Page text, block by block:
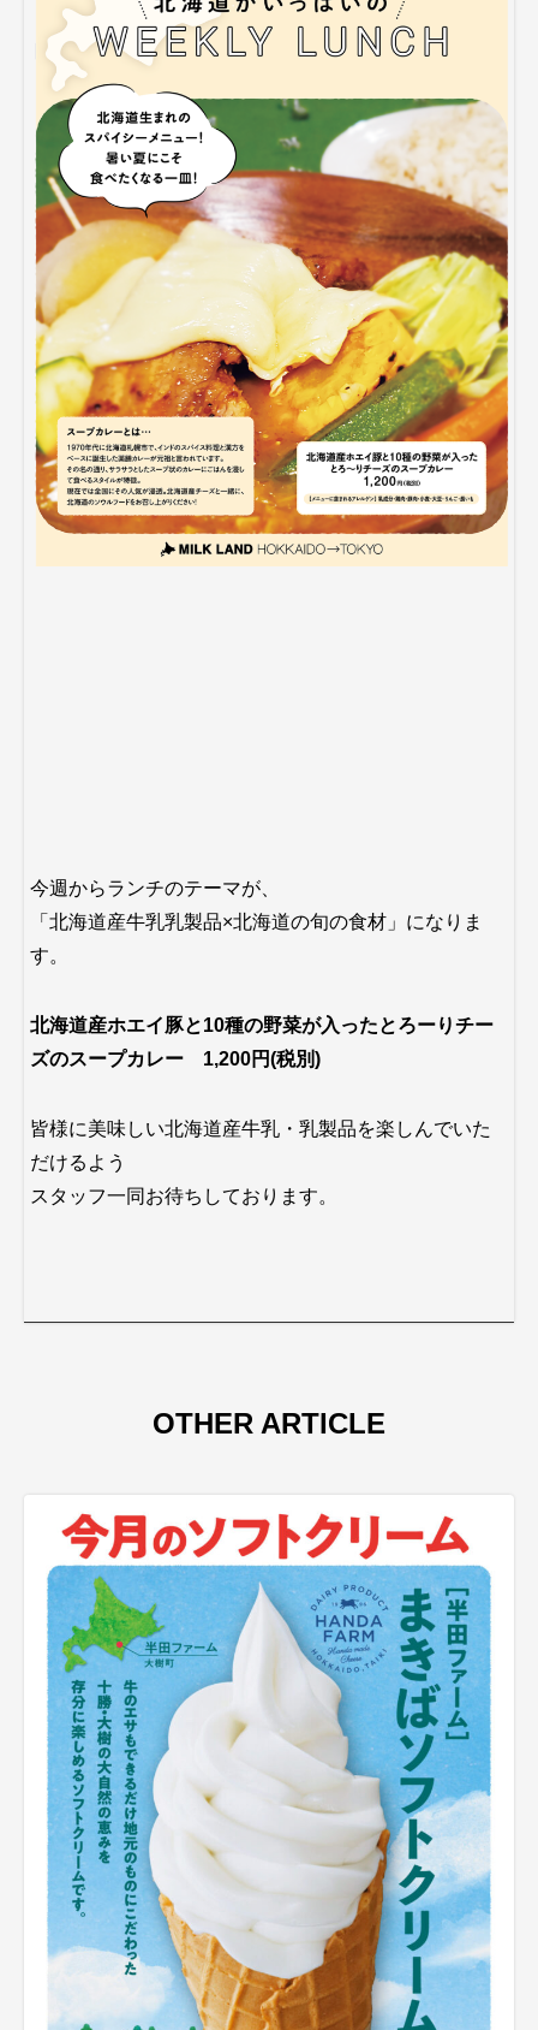
今週からランチのテーマが、
「北海道産牛乳乳製品×北海道の旬の食材」になりま
す。
北海道産ホエイ豚と10種の野菜が入ったとろーりチー
ズのスープカレー 1,200円(税別)
皆様に美味しい北海道産牛乳・乳製品を楽しんでいた
だけるよう
スタッフ一同お待ちしております。
OTHER ARTICLE